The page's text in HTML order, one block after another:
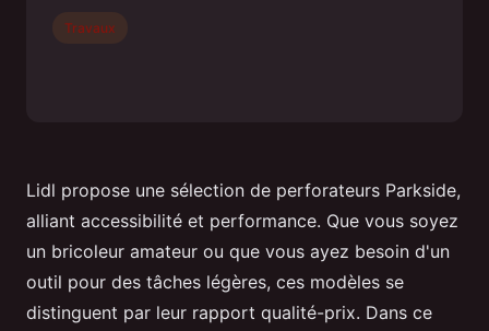
Lidl propose une sélection de perforateurs Parkside,
alliant accessibilité et performance. Que vous soyez
un bricoleur amateur ou que vous ayez besoin d'un
outil pour des tâches légères, ces modèles se
distinguent par leur rapport qualité-prix. Dans ce
Travaux